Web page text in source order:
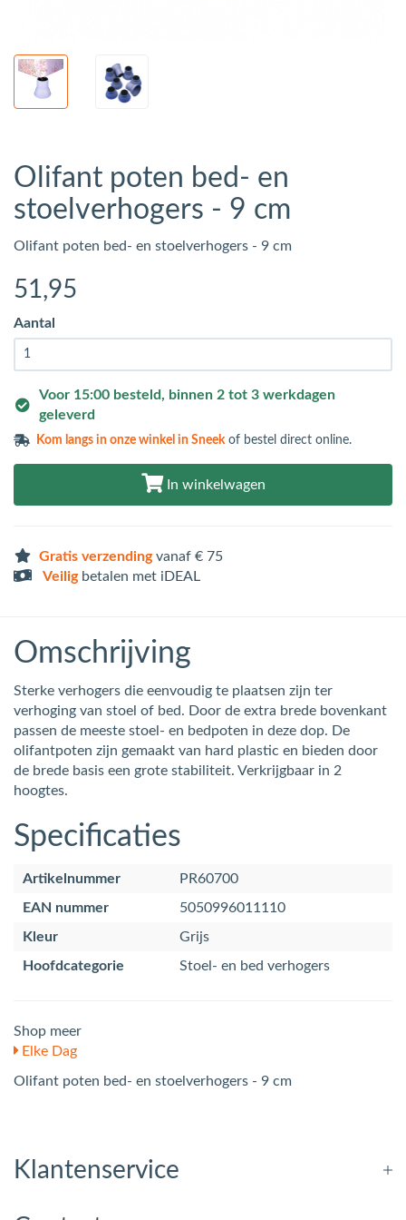
Olifant poten bed- en
stoelverhogers - 9 cm
Olifant poten bed- en stoelverhogers - 9 cm
51 ,95
Aantal
Voor 15:00 besteld, binnen 2 tot 3 werkdagen
geleverd
Kom langs inonze winkel in Sneek of bestel direct online.
In winkelwagen
Gratis verzendingvanaf € 75
Veiligbetalen met iDEAL
Omschrijving
Sterke verhogers die eenvoudig te plaatsen zijn ter
verhoging van stoel of bed. Door de extra brede bovenkant
passen de meeste stoel- en bedpoten in deze dop. De
olifantpoten zijn gemaakt van hard plastic en bieden door
de brede basis een grote stabiliteit. Verkrijgbaar in 2
hoogtes.
Specificaties
Artikelnummer
PR60700
EAN nummer
5050996011110
Kleur
Grijs
Hoofdcategorie
Stoel- en bed verhogers
Shop meer
Elke Dag
Olifant poten bed- en stoelverhogers - 9 cm
Klantenservice